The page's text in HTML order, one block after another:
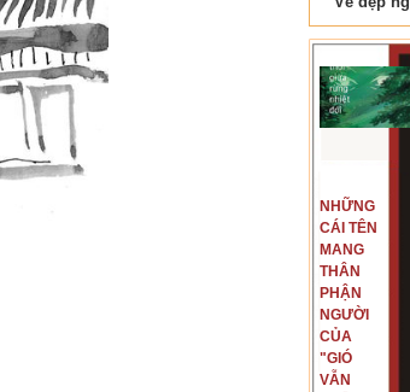
NHỮNG
CÁI TÊN
MANG
THÂN
PHẬN
NGƯỜI
CỦA
"GIÓ
VẪN